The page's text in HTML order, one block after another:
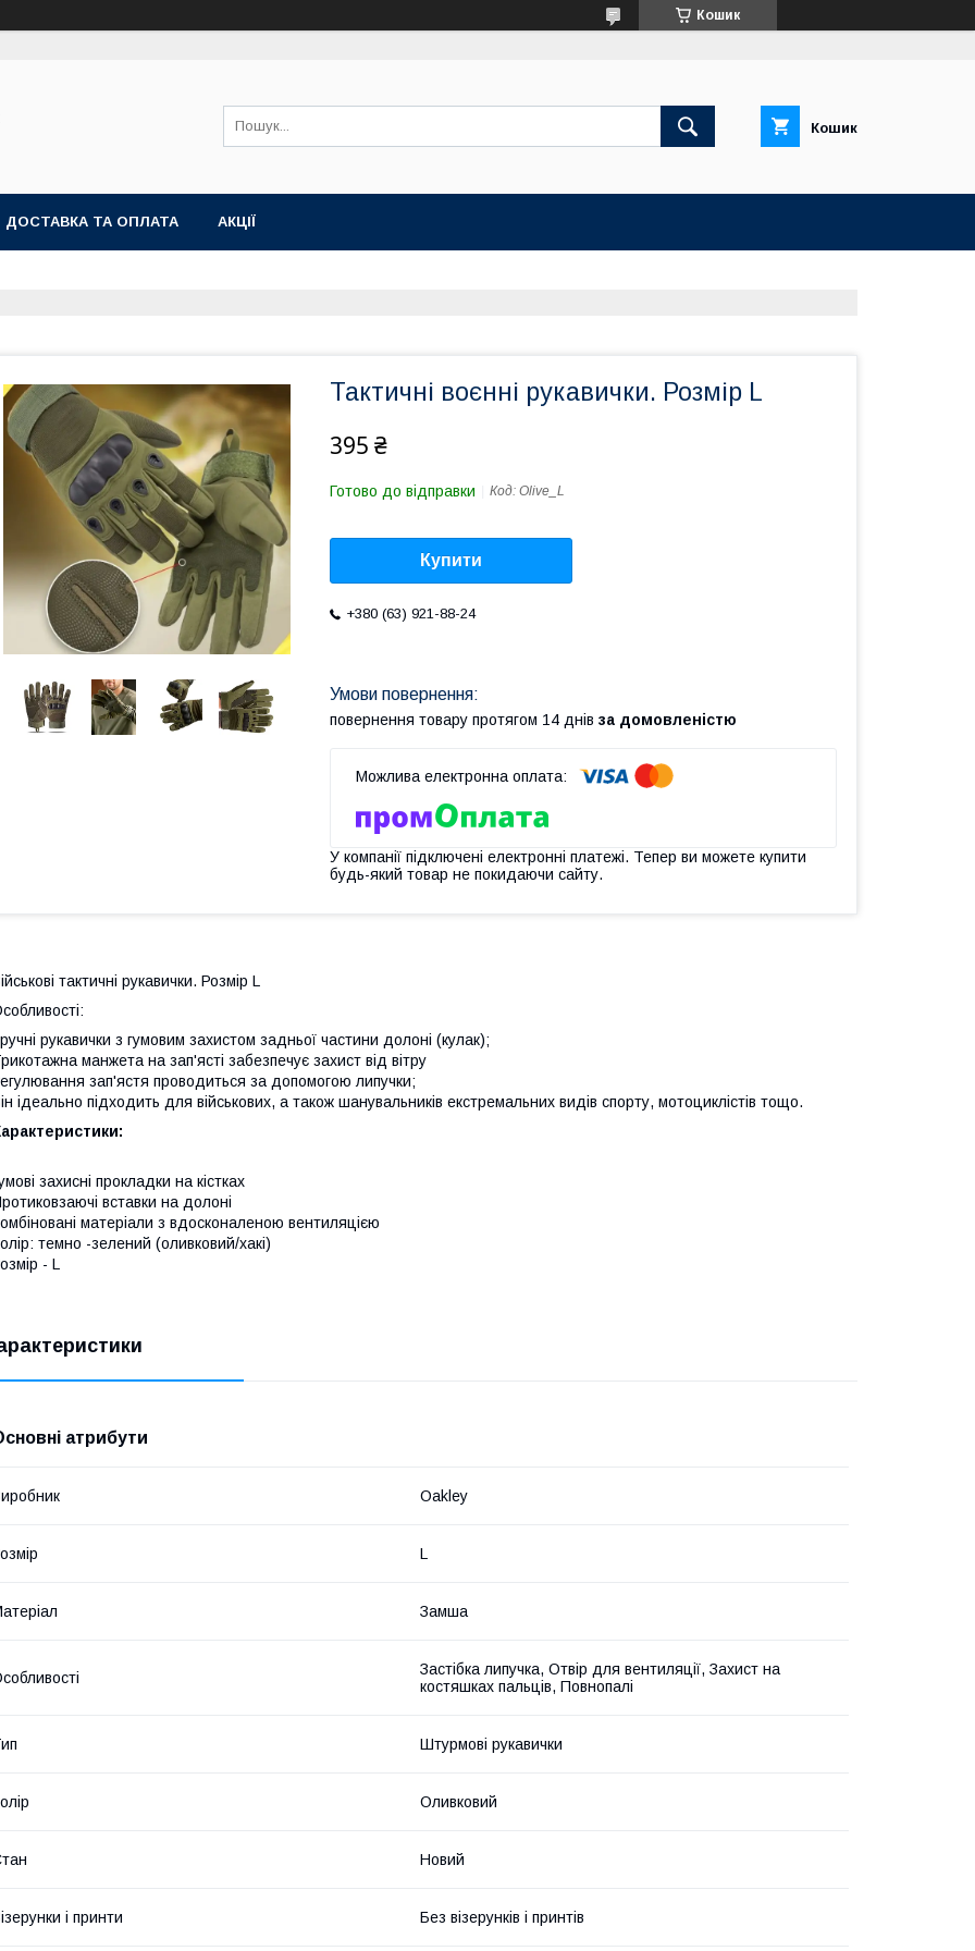
Кошик
Кошик
ДОСТАВКА ТА ОПЛАТА АКЦІЇ
Тактичні воєнні рукавички. Розмір L
395 ₴
Готово до відправки Код: Olive_L
Купити
+380 (63) 921-88-24
повернення товару протягом 14 днів за домовленістю
У компанії підключені електронні платежі. Тепер ви можете купити
будь-який товар не покидаючи сайту.
тактичні рукавички. Розмір L
рукавички з гумовим захистом задньої частини долоні (кулак);
манжета на зап'ясті забезпечує захист від вітру
зап'ястя проводиться за допомогою липучки;
ідеально підходить для військових, а також шанувальників екстремальних видів спорту, мотоциклістів тощо.
захисні прокладки на кістках
вставки на долоні
матеріали з вдосконаленою вентиляцією
темно -зелений (оливковий/хакі)
- L
атрибути
Oakley
L
Замша
Застібка липучка, Отвір для вентиляції, Захист на
костяшках пальців, Повнопалі
Штурмові рукавички
Оливковий
Новий
і принти Без візерунків і принтів